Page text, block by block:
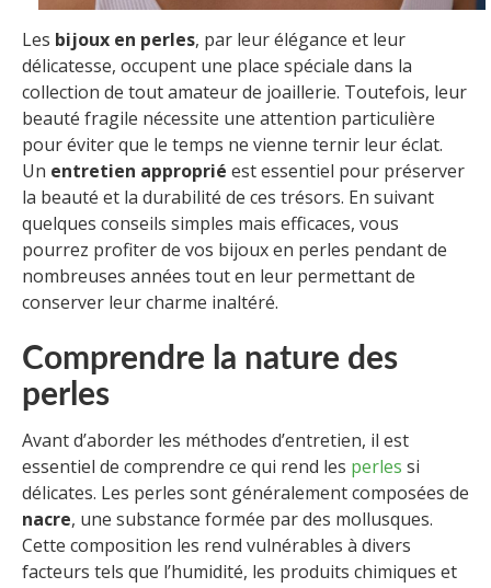
Les bijoux en perles, par leur élégance et leur
délicatesse, occupent une place spéciale dans la
collection de tout amateur de joaillerie. Toutefois, leur
beauté fragile nécessite une attention particulière
pour éviter que le temps ne vienne ternir leur éclat.
Un entretien approprié est essentiel pour préserver
la beauté et la durabilité de ces trésors. En suivant
quelques conseils simples mais efficaces, vous
pourrez profiter de vos bijoux en perles pendant de
nombreuses années tout en leur permettant de
conserver leur charme inaltéré.
Comprendre la nature des
perles
Avant d’aborder les méthodes d’entretien, il est
essentiel de comprendre ce qui rend les perles si
délicates. Les perles sont généralement composées de
nacre, une substance formée par des mollusques.
Cette composition les rend vulnérables à divers
facteurs tels que l’humidité, les produits chimiques et